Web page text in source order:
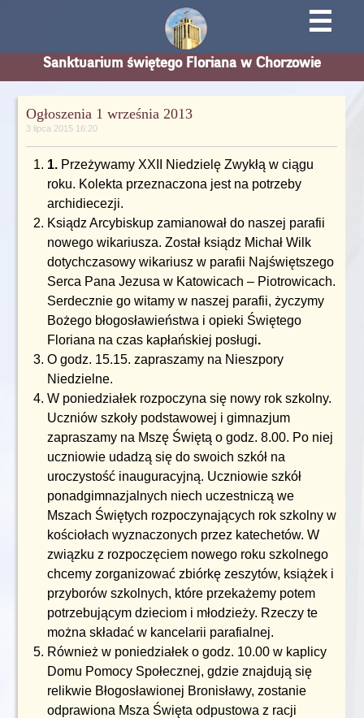
☰
Sanktuarium świętego Floriana w Chorzowie
Ogłoszenia 1 września 2013
3 lipca 2015 16:20
1. Przeżywamy XXII Niedzielę Zwykłą w ciągu
roku. Kolekta przeznaczona jest na potrzeby
archidiecezji.
Ksiądz Arcybiskup zamianował do naszej parafii
nowego wikariusza. Został ksiądz Michał Wilk
dotychczasowy wikariusz w parafii Najświętszego
Serca Pana Jezusa w Katowicach – Piotrowicach.
Serdecznie go witamy w naszej parafii, życzymy
Bożego błogosławieństwa i opieki Świętego
Floriana na czas kapłańskiej posługi.
O godz. 15.15. zapraszamy na Nieszpory
Niedzielne.
W poniedziałek rozpoczyna się nowy rok szkolny.
Uczniów szkoły podstawowej i gimnazjum
zapraszamy na Mszę Świętą o godz. 8.00. Po niej
uczniowie udadzą się do swoich szkół na
uroczystość inauguracyjną. Uczniowie szkół
ponadgimnazjalnych niech uczestniczą we
Mszach Świętych rozpoczynających rok szkolny w
kościołach wyznaczonych przez katechetów. W
związku z rozpoczęciem nowego roku szkolnego
chcemy zorganizować zbiórkę zeszytów, książek i
przyborów szkolnych, które przekażemy potem
potrzebującym dzieciom i młodzieży. Rzeczy te
można składać w kancelarii parafialnej.
Również w poniedziałek o godz. 10.00 w kaplicy
Domu Pomocy Społecznej, gdzie znajdują się
relikwie Błogosławionej Bronisławy, zostanie
odprawiona Msza Święta odpustowa z racji